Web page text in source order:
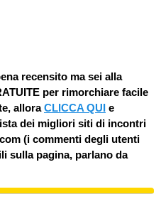
recensito ma sei alla
per rimorchiare facile
alloraCLICCA QUI e
dei migliori siti di incontri
(i commenti degli utenti
sulla pagina, parlano da